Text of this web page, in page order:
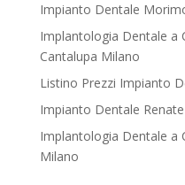
Impianto Dentale
Implantologia Dentale a
Cantalupa Milano
Listino Prezzi Impianto
Impianto Dentale Renate
Implantologia Dentale a
Milano